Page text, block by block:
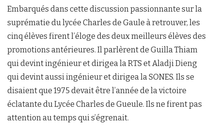
Embarqués dans cette discussion passionnante sur la
suprématie du lycée Charles de Gaule à retrouver, les
cinq élèves firent l’éloge des deux meilleurs élèves des
promotions antérieures. Il parlèrent de Guilla Thiam
qui devint ingénieur et dirigea la RTS et Aladji Dieng
qui devint aussi ingénieur et dirigea la SONES. Ils se
disaient que 1975 devait être l’année de la victoire
éclatante du Lycée Charles de Gueule. Ils ne firent pas
attention au temps qui s’égrenait.